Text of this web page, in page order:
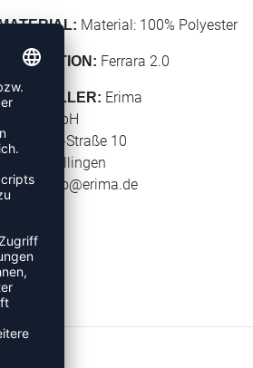
Material: 100% Polyester
KOLLEKTION: Ferrara 2.0
Erima
Erima GmbH
Zeiss-Straße 10
72793 Pfullingen
Mail:
info@erima.de